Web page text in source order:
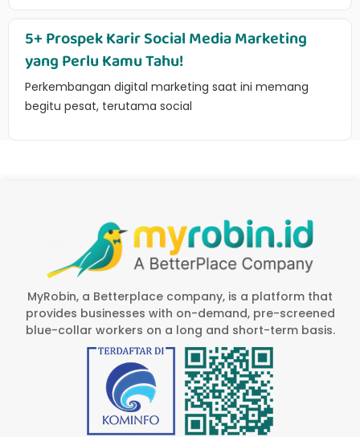
5+ Prospek Karir Social Media Marketing
yang Perlu Kamu Tahu!
Perkembangan digital marketing saat ini memang
begitu pesat, terutama social
MyRobin, a Betterplace company, is a platform that
provides businesses with on-demand, pre-screened
blue-collar workers on a long and short-term basis.